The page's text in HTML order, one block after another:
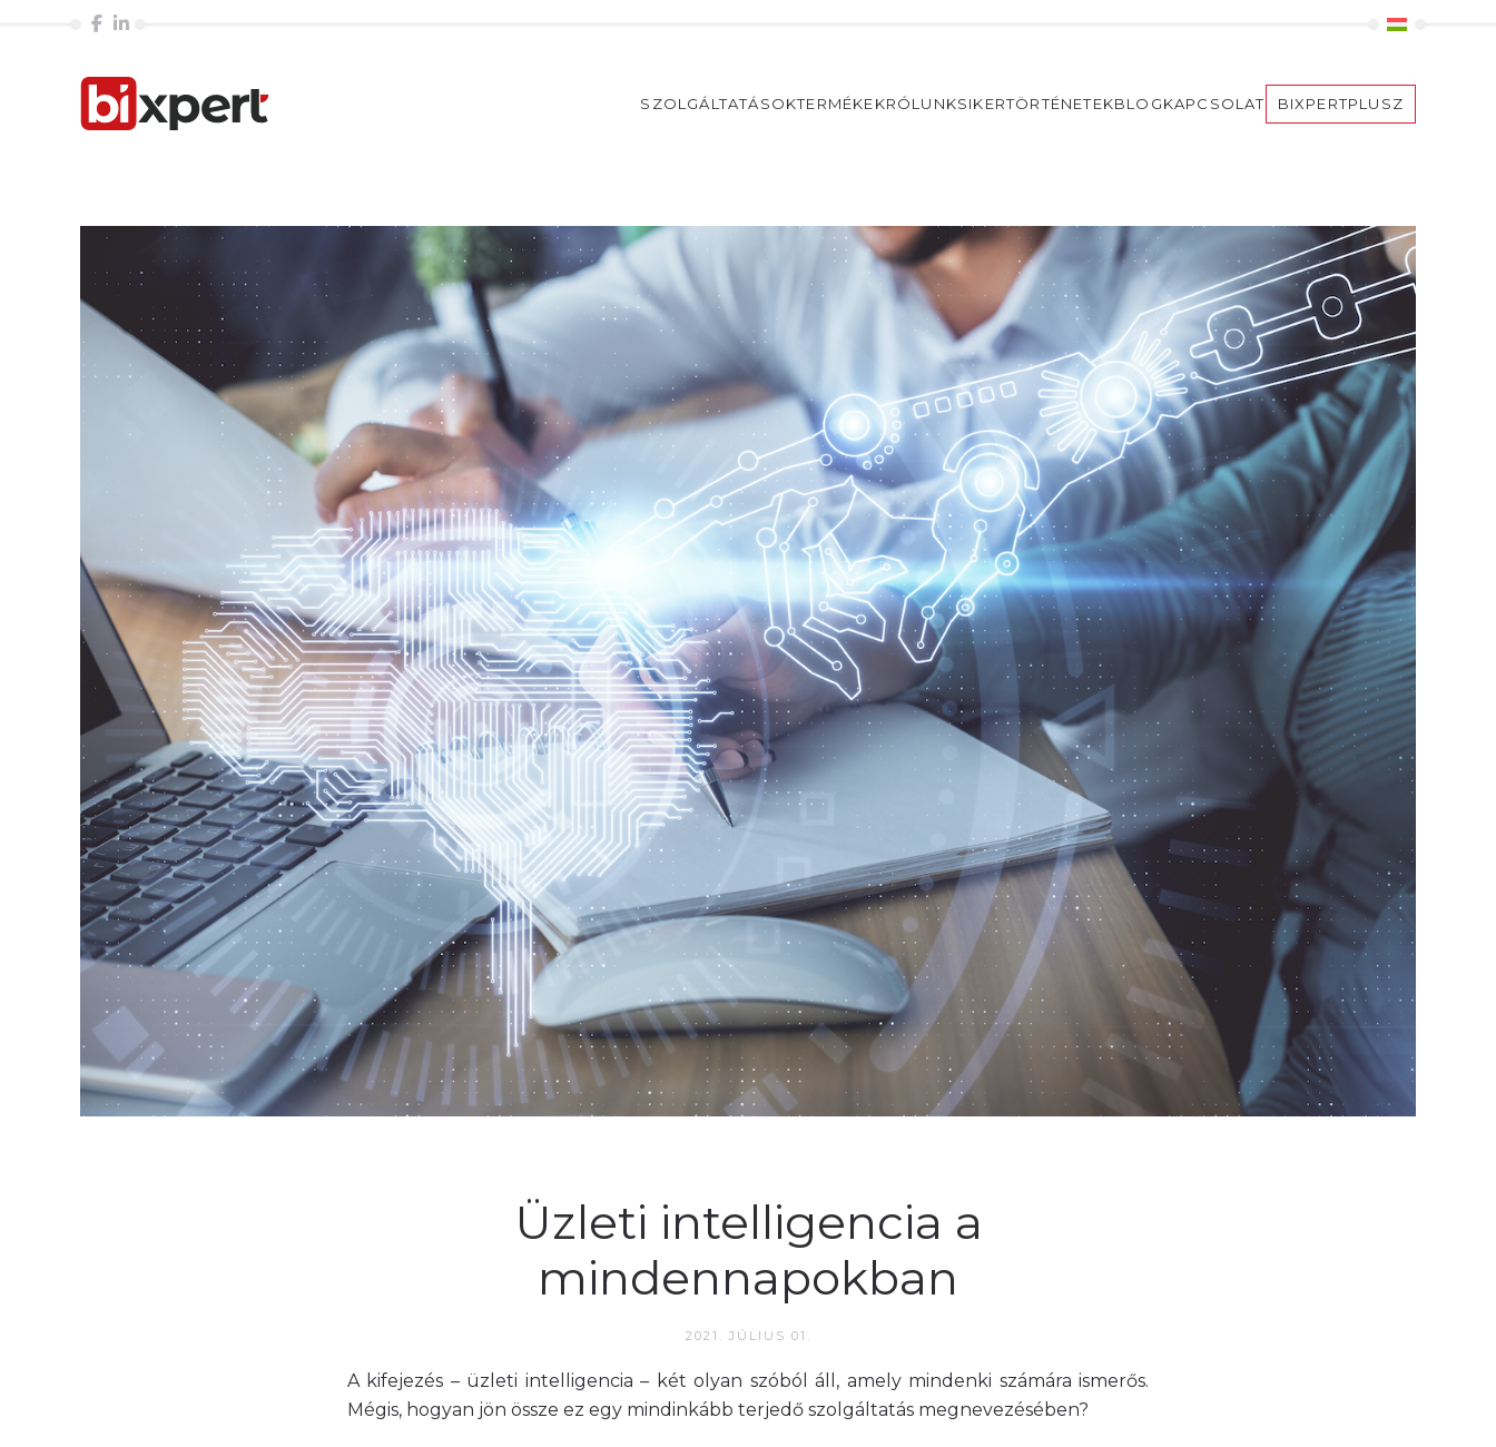
SZOLGÁLTATÁSOKTERMÉKEKRÓLUNKSIKERTÖRTÉNETEKBLOGKAPCSOLAT BIXPERTPLUSZ
Üzleti intelligencia a
mindennapokban
2021. JÚLIUS 01.
A kifejezés – üzleti intelligencia – két olyan szóból áll, amely mindenki számára ismerős.
Mégis, hogyan jön össze ez egy mindinkább terjedő szolgáltatás megnevezésében?